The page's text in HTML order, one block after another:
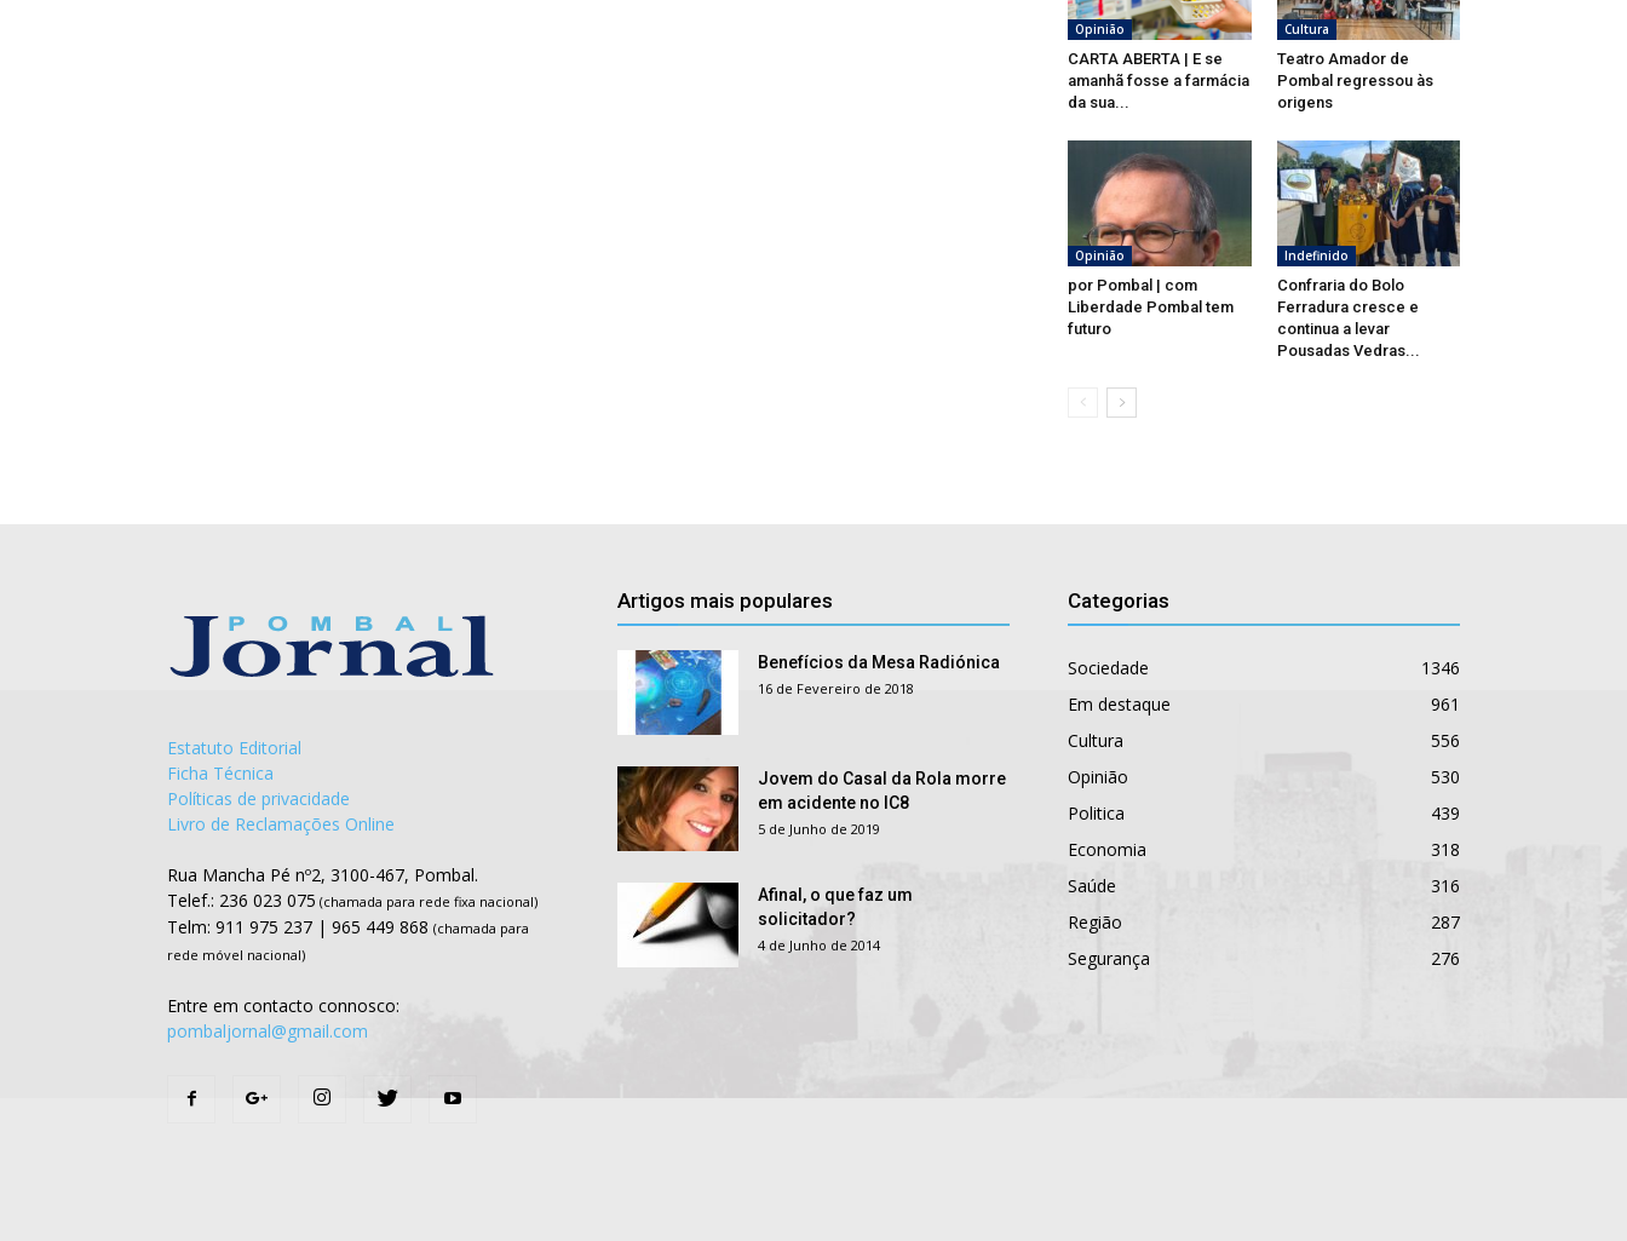
Opinião
CARTA ABERTA | E se
amanhã fosse a farmácia
da sua...
Cultura
Teatro Amador de
Pombal regressou às
origens
Opinião
por Pombal | com
Liberdade Pombal tem
futuro
Indefinido
Confraria do Bolo
Ferradura cresce e
continua a levar
Pousadas Vedras...
Estatuto Editorial
Ficha Técnica
Políticas de privacidade
Livro de Reclamações Online
Rua Mancha Pé nº2, 3100-467, Pombal.
Telef.: 236 023 075 (chamada para rede fixa nacional)
Telm: 911 975 237 | 965 449 868 (chamada para
rede móvel nacional)
Entre em contacto connosco:
pombaljornal@gmail.com
Artigos mais populares
Benefícios da Mesa Radiónica
16 de Fevereiro de 2018
Jovem do Casal da Rola morre
em acidente no IC8
5 de Junho de 2019
Afinal, o que faz um
solicitador?
4 de Junho de 2014
Categorias
Sociedade
1346
Em destaque
961
Cultura
556
Opinião
530
Politica
439
Economia
318
Saúde
316
Região
287
Segurança
276